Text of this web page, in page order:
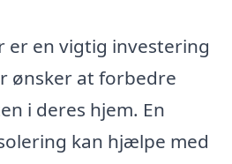
er en vigtig investering
ønsker at forbedre
i deres hjem. En
kan hjælpe med